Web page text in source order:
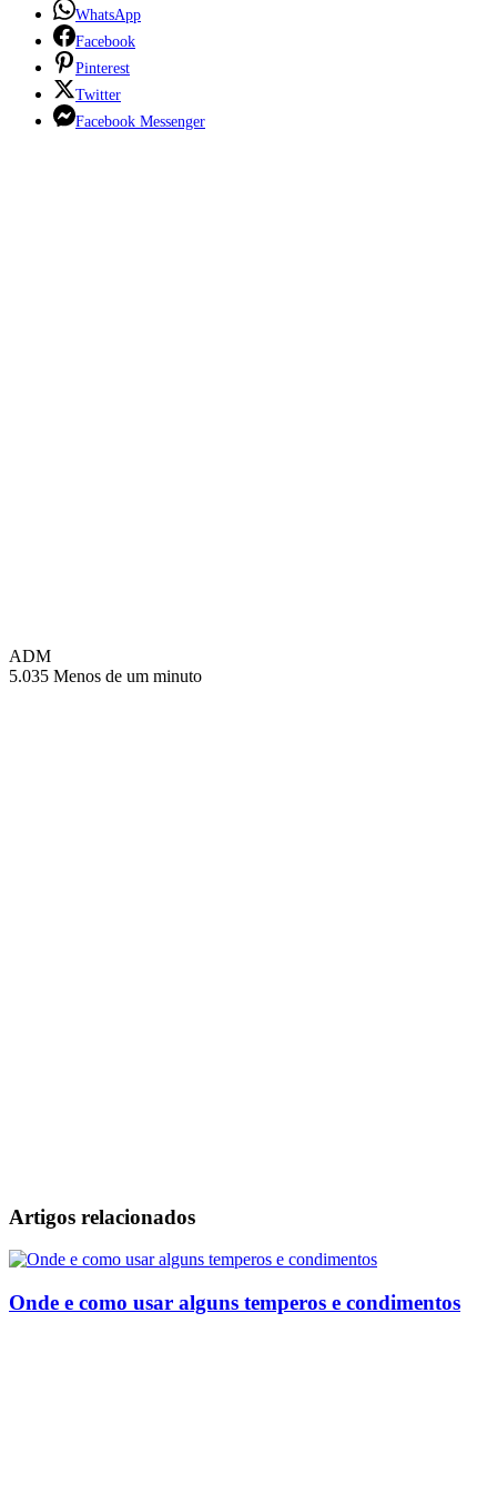
WhatsApp
Facebook
Pinterest
Twitter
Facebook Messenger
ADM
5.035 Menos de um minuto
Artigos relacionados
Onde e como usar alguns temperos e condimentos